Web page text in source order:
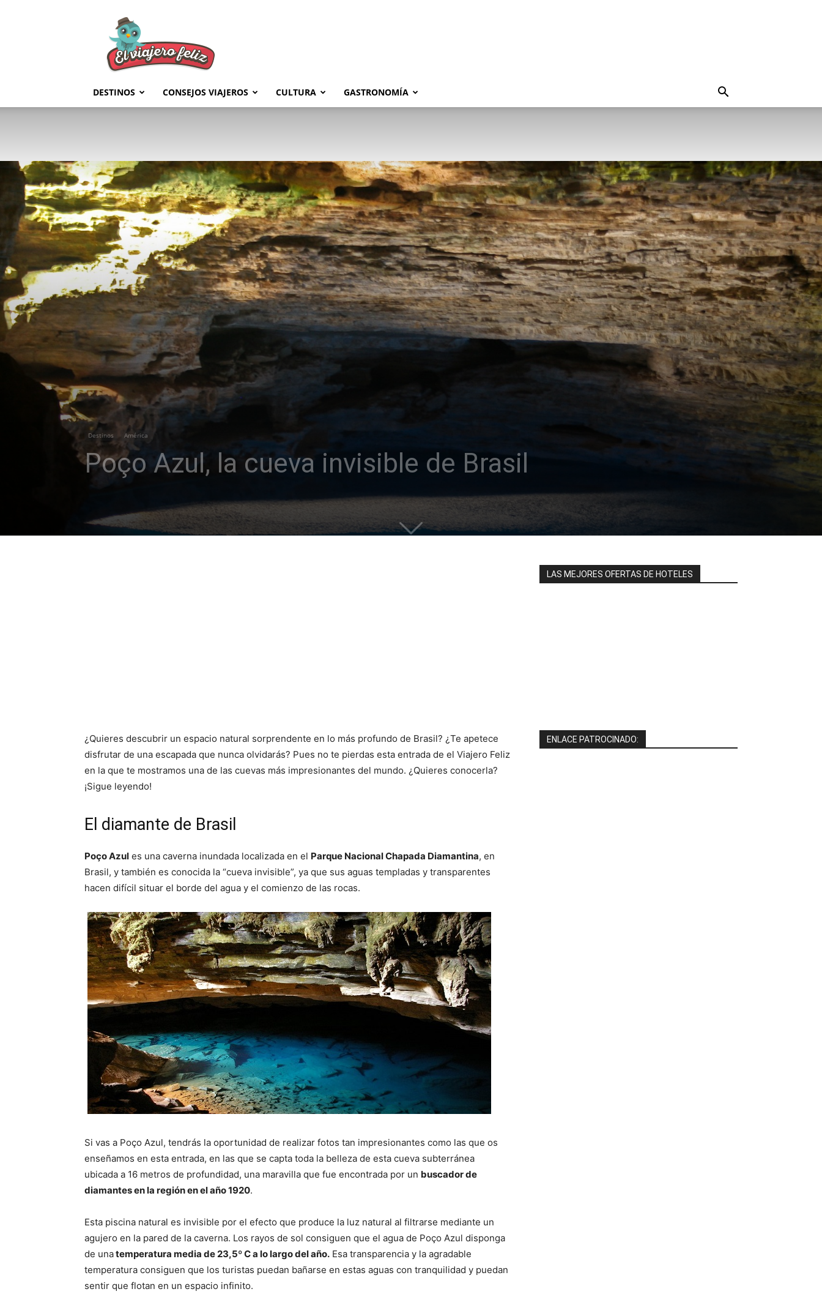
Feliz
DESTINOS CONSEJOS VIAJEROS CULTURA GASTRONOMÍA
Destinos América
Poço Azul, la cueva invisible de Brasil
¿Quieres descubrir un espacio natural sorprendente en lo más profundo de Brasil? ¿Te apetece
disfrutar de una escapada que nunca olvidarás? Pues no te pierdas esta entrada de el Viajero Feliz
en la que te mostramos una de las cuevas más impresionantes del mundo. ¿Quieres conocerla?
¡Sigue leyendo!
El diamante de Brasil
Poço Azul es una caverna inundada localizada en el Parque Nacional Chapada Diamantina, en
Brasil, y también es conocida la “cueva invisible”, ya que sus aguas templadas y transparentes
hacen difícil situar el borde del agua y el comienzo de las rocas.
Si vas a Poço Azul, tendrás la oportunidad de realizar fotos tan impresionantes como las que os
enseñamos en esta entrada, en las que se capta toda la belleza de esta cueva subterránea
ubicada a 16 metros de profundidad, una maravilla que fue encontrada por un buscador de
diamantes en la región en el año 1920.
Esta piscina natural es invisible por el efecto que produce la luz natural al filtrarse mediante un
agujero en la pared de la caverna. Los rayos de sol consiguen que el agua de Poço Azul disponga
de unatemperatura media de 23,5º C a lo largo del año. Esa transparencia y la agradable
temperatura consiguen que los turistas puedan bañarse en estas aguas con tranquilidad y puedan
sentir que flotan en un espacio infinito.
LAS MEJORES OFERTAS DE HOTELES
ENLACE PATROCINADO: